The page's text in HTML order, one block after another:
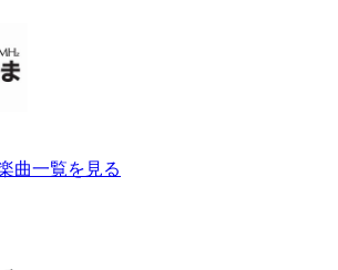
曲一覧を見る